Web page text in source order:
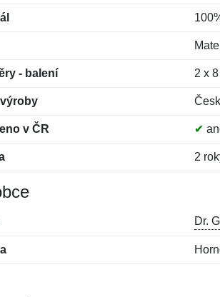
- balení 2 x
v ČR ✔
2
Dr.